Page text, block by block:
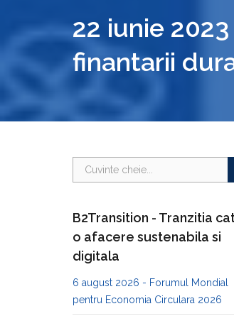
22 iunie
finantarii
B2Transition - Tranzitia
o afacere sustenabila si
digitala
6 august 2026 - Forumul Mondial
pentru Economia Circulara 2026